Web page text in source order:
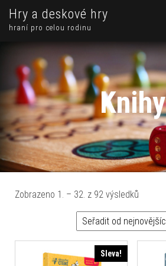
Hry a deskové hry
hraní pro celou rodinu
Knihy
Zobrazeno 1. – 32. z 92 výsledků
Sleva!